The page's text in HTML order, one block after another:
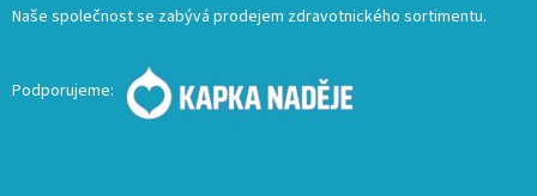
Naše společnost se zabývá prodejem zdravotnického sortimentu.
Podporujeme: